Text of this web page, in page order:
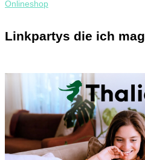
Linkpartys die ich mag